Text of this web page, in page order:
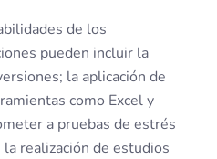
de los
pueden incluir la
la aplicación de
como Excel y
a pruebas de estrés
realización de estudios